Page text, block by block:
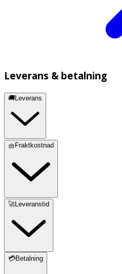
Leverans & betalning
🚚Leverans
🧺Fraktkostnad
🚀Leveranstid
💳Betalning